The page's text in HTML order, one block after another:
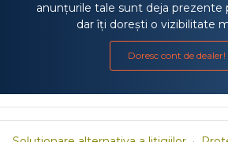
anunțurile tale sunt deja prezente
dar îți dorești o vizibilitate
Doresc cont de dealer!